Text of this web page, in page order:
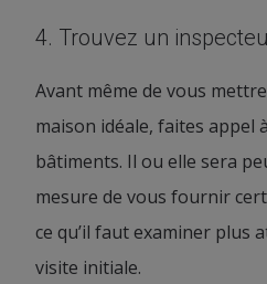
4. Trouvez un
Avant même de vous
maison idéale, faites appel
bâtiments. Il ou elle sera
mesure de vous fournir
ce qu’il faut examiner plus
visite initiale.